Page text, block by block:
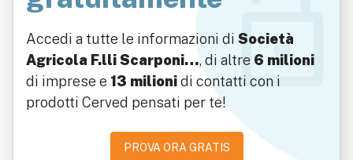
Accedi a tutte le informazioni di Società
Agricola F.lli Scarponi…, di altre 6 milioni
di imprese e 13 milionidi contatti con i
prodotti Cerved pensati per te!
PROVA ORA GRATIS